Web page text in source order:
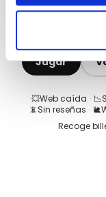
Jugar
💥Web caída · 📉
📵Sin reseñas · 🐌
Recoge